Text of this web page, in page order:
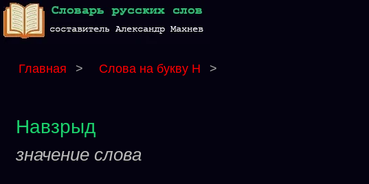
Главная > Слова на букву Н >
Навзрыд
значение слова